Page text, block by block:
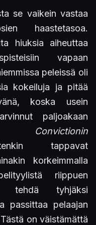
se vaikein vastaa
haastetasoa.
hiuksia aiheuttaa
vapaan
peleissä oli
kokeiluja ja pitää
koska usein
paljoakaan
Convictionin
tappavat
korkeimmalla
riippuen
tehdä tyhjäksi
passittaa pelaajan
on väistämättä